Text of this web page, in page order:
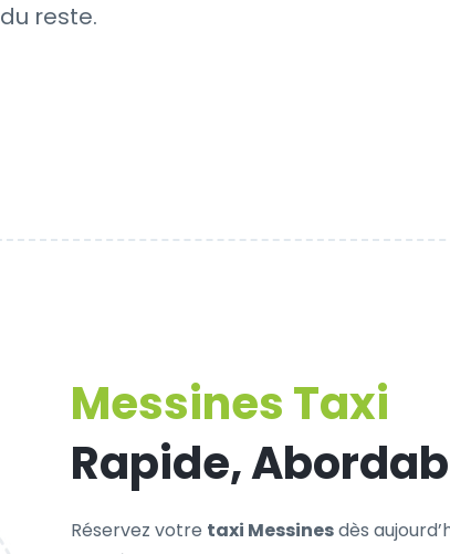
du reste.
Messines Taxi
Rapide,
Réservez votre taxi Messinesdès